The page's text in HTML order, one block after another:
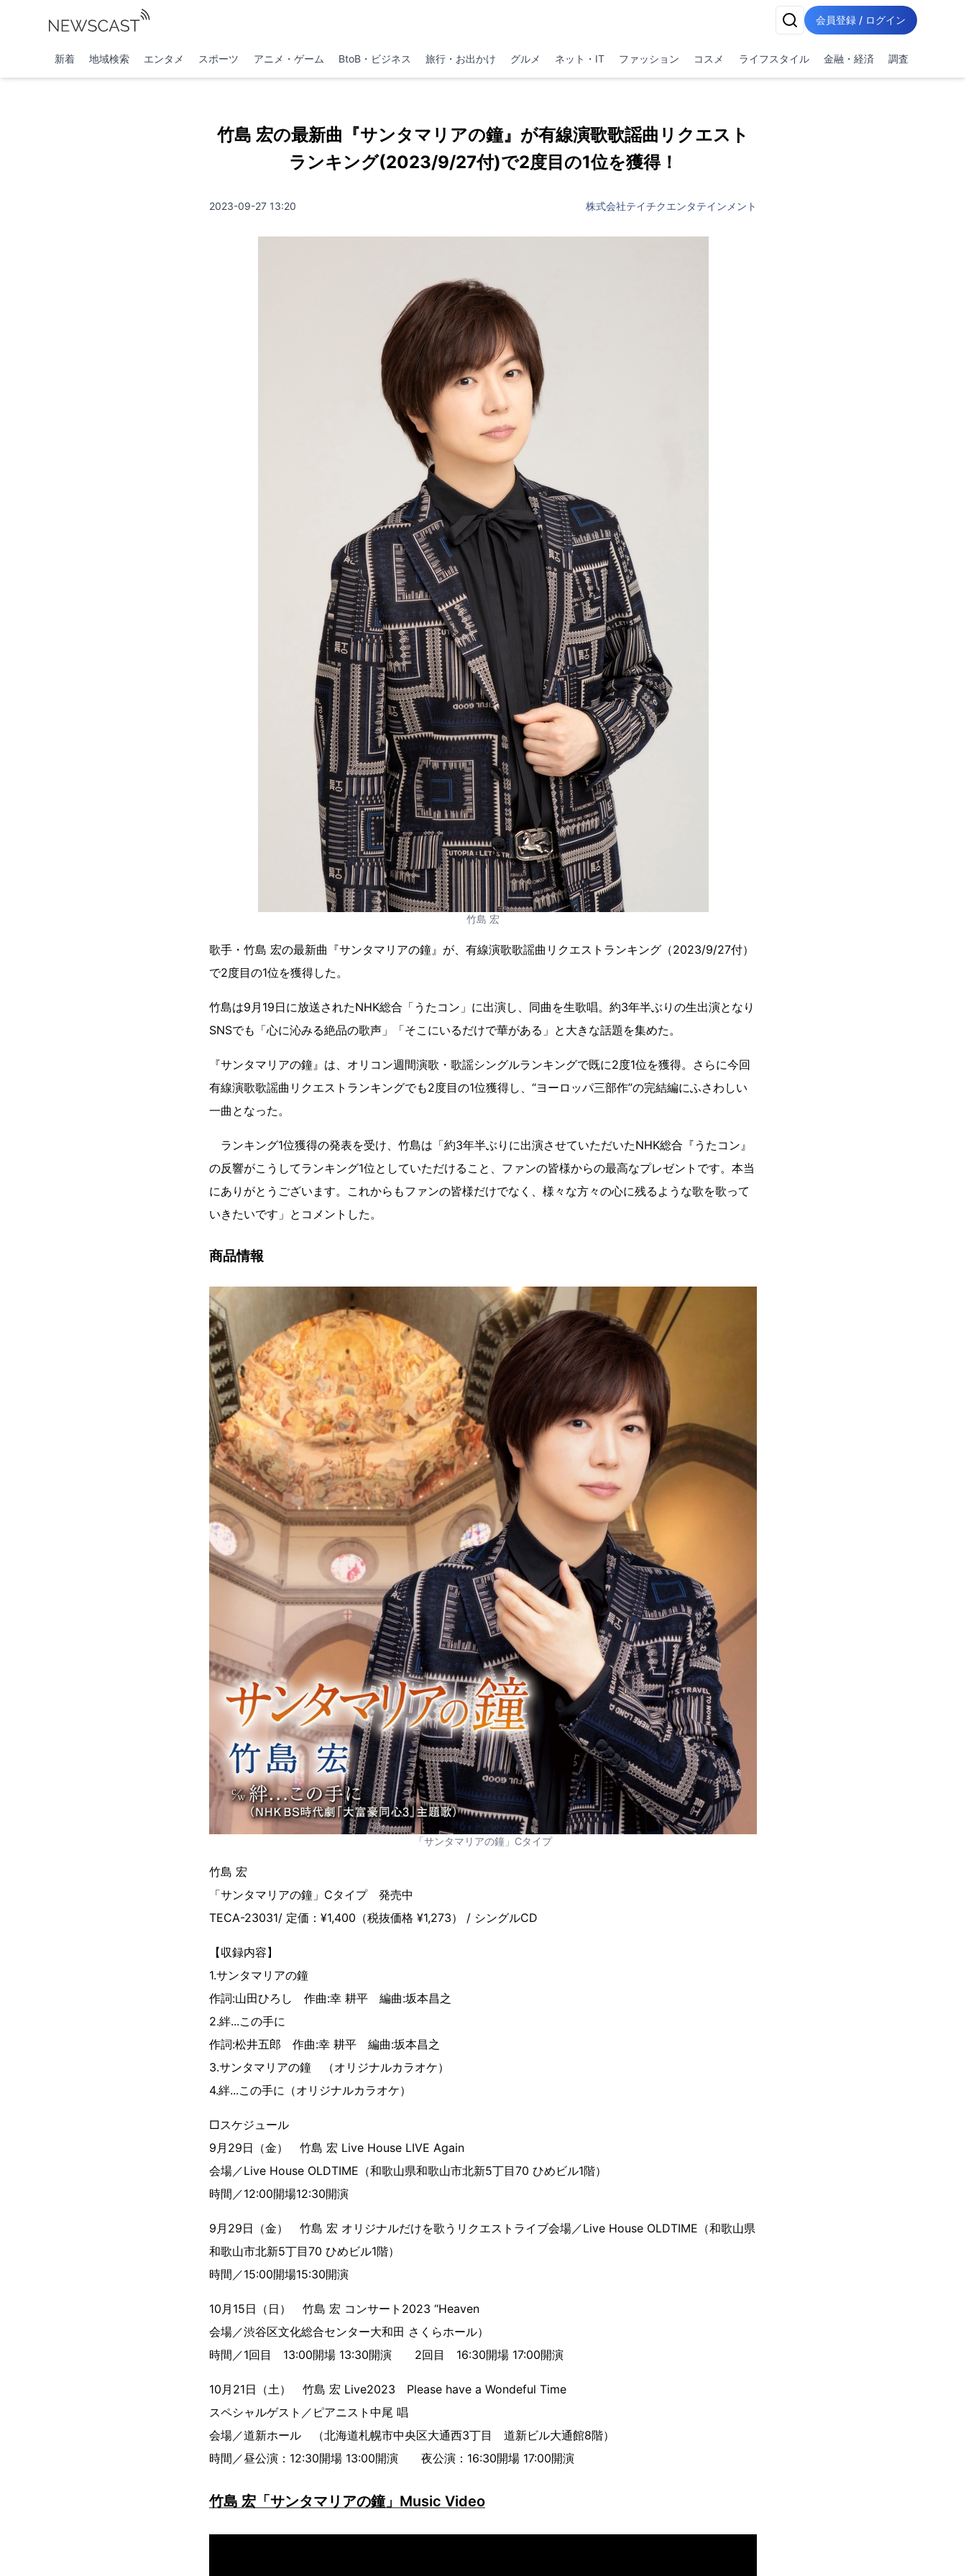
会員登録 / ログイン
新着 地域検索 エンタメ スポーツ アニメ・ゲーム BtoB・ビジネス 旅行・お出かけ グルメ ネット・IT ファッション コスメ ライフスタイル 金融・経済 調査
竹島 宏の最新曲『サンタマリアの鐘』が有線演歌歌謡曲リクエスト
ランキング(2023/9/27付)で2度目の1位を獲得！
2023-09-27 13:20 株式会社テイチクエンタテインメント
竹島 宏
歌手・竹島 宏の最新曲『サンタマリアの鐘』が、有線演歌歌謡曲リクエストランキング（2023/9/27付）
で2度目の1位を獲得した。
竹島は9月19日に放送されたNHK総合「うたコン」に出演し、同曲を生歌唱。約3年半ぶりの生出演となり
SNSでも「心に沁みる絶品の歌声」「そこにいるだけで華がある」と大きな話題を集めた。
『サンタマリアの鐘』は、オリコン週間演歌・歌謡シングルランキングで既に2度1位を獲得。さらに今回
有線演歌歌謡曲リクエストランキングでも2度目の1位獲得し、“ヨーロッパ三部作”の完結編にふさわしい
一曲となった。
ランキング1位獲得の発表を受け、竹島は「約3年半ぶりに出演させていただいたNHK総合『うたコン』
の反響がこうしてランキング1位としていただけること、ファンの皆様からの最高なプレゼントです。本当
にありがとうございます。これからもファンの皆様だけでなく、様々な方々の心に残るような歌を歌って
いきたいです」とコメントした。
商品情報
「サンタマリアの鐘」Cタイプ
竹島 宏
「サンタマリアの鐘」Cタイプ 発売中
TECA-23031/ 定価：¥1,400（税抜価格 ¥1,273） / シングルCD
【収録内容】
1.サンタマリアの鐘
作詞:山田ひろし 作曲:幸 耕平 編曲:坂本昌之
2.絆...この手に
作詞:松井五郎 作曲:幸 耕平 編曲:坂本昌之
3.サンタマリアの鐘 （オリジナルカラオケ）
4.絆...この手に（オリジナルカラオケ）
□スケジュール
9月29日（金） 竹島 宏 Live House LIVE Again
会場／Live House OLDTIME（和歌山県和歌山市北新5丁目70 ひめビル1階）
時間／12:00開場12:30開演
9月29日（金） 竹島 宏 オリジナルだけを歌うリクエストライブ会場／Live House OLDTIME（和歌山県
和歌山市北新5丁目70 ひめビル1階）
時間／15:00開場15:30開演
10月15日（日） 竹島 宏 コンサート2023 “Heaven
会場／渋谷区文化総合センター大和田 さくらホール）
時間／1回目 13:00開場 13:30開演 2回目 16:30開場 17:00開演
10月21日（土） 竹島 宏 Live2023 Please have a Wondeful Time
スペシャルゲスト／ピアニスト中尾 唱
会場／道新ホール （北海道札幌市中央区大通西3丁目 道新ビル大通館8階）
時間／昼公演：12:30開場 13:00開演 夜公演：16:30開場 17:00開演
竹島 宏「サンタマリアの鐘」Music Video